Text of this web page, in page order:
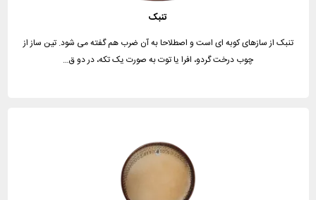
تنبک
تنبک از سازهای کوبه ای است و اصطلاحا به آن ضرب هم گفته می شود. تین ساز از
چوب درخت گردو، افرا یا توت به صورت یک تکه، در دو ق…